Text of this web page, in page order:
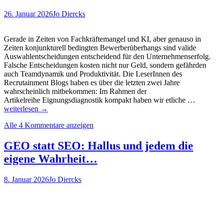
26. Januar 2026Jo Diercks
Gerade in Zeiten von Fachkräftemangel und KI, aber genauso in
Zeiten konjunkturell bedingten Bewerberüberhangs sind valide
Auswahlentscheidungen entscheidend für den Unternehmenserfolg.
Falsche Entscheidungen kosten nicht nur Geld, sondern gefährden
auch Teamdynamik und Produktivität. Die LeserInnen des
Recrutainment Blogs haben es über die letzten zwei Jahre
wahrscheinlich mitbekommen: Im Rahmen der
Artikelreihe Eignungsdiagnostik kompakt haben wir etliche …
weiterlesen →
Alle 4 Kommentare anzeigen
GEO statt SEO: Hallus und jedem die
eigene Wahrheit…
8. Januar 2026Jo Diercks